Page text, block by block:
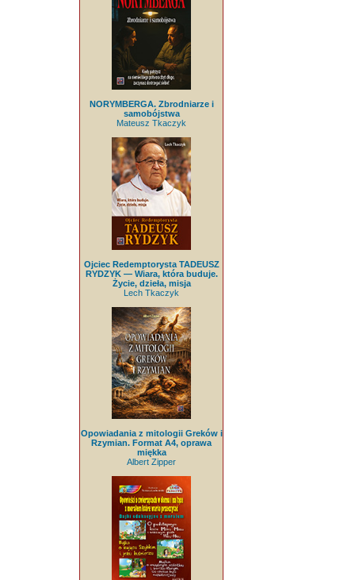
NORYMBERGA. Zbrodniarze i
samobójstwa
Mateusz Tkaczyk
Ojciec Redemptorysta TADEUSZ
RYDZYK — Wiara, która buduje.
Życie, dzieła, misja
Lech Tkaczyk
Opowiadania z mitologii Greków i
Rzymian. Format A4, oprawa
miękka
Albert Zipper